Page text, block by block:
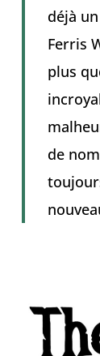
déjà
Ferris
plus
de